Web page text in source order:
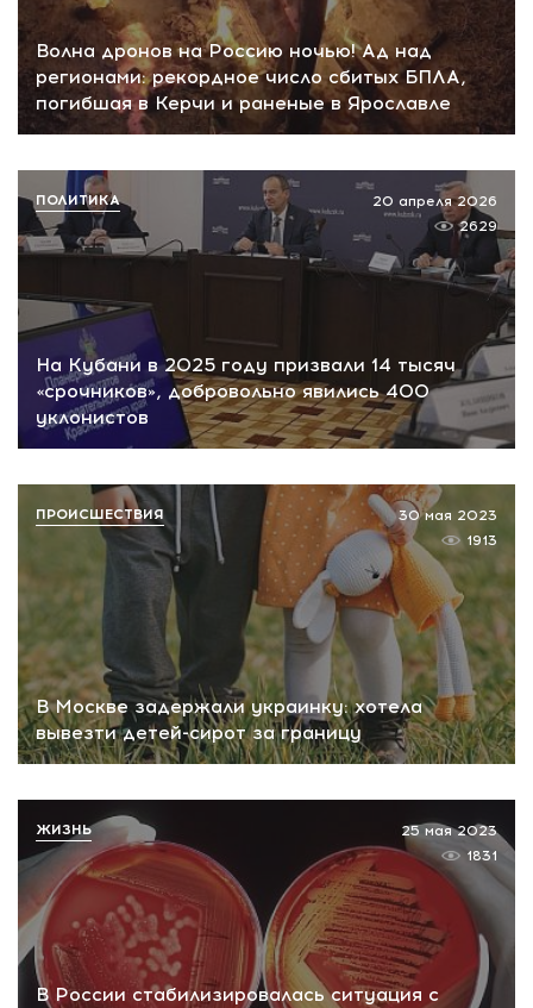
Волна дронов на Россию ночью! Ад над
регионами: рекордное число сбитых БПЛА,
погибшая в Керчи и раненые в Ярославле
На Кубани в 2025 году призвали 14 тысяч
«срочников», добровольно явились 400
уклонистов
20 апреля 2026
2629
ПОЛИТИКА
В Москве задержали украинку: хотела
вывезти детей-сирот за границу
30 мая 2023
1913
ПРОИСШЕСТВИЯ
В России стабилизировалась ситуация с
25 мая 2023
1831
ЖИЗНЬ